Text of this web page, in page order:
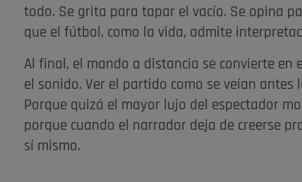
todo. Se grita para tapar el vacío. Se opina
que el fútbol, como la vida, admite
Al final, el mando a distancia se convierte en
el sonido. Ver el partido como se veían
Porque quizá el mayor lujo del espectador
porque cuando el narrador deja de creerse
sí mismo.